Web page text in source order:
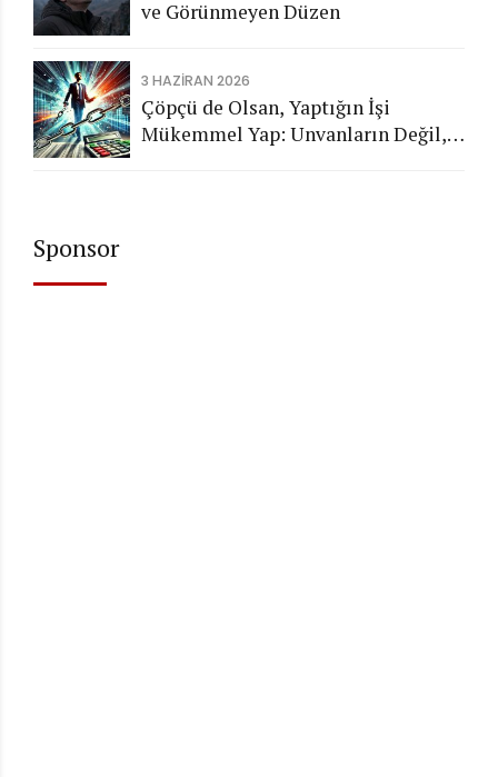
ve Görünmeyen Düzen
3 HAZIRAN 2026
Çöpçü de Olsan, Yaptığın İşi
Mükemmel Yap: Unvanların Değil,
Sponsor